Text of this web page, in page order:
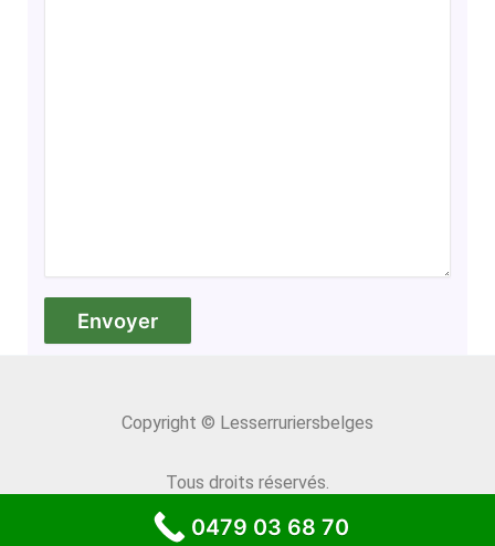
Copyright © Lesserruriersbelges
Tous droits réservés.
0479 03 68 70